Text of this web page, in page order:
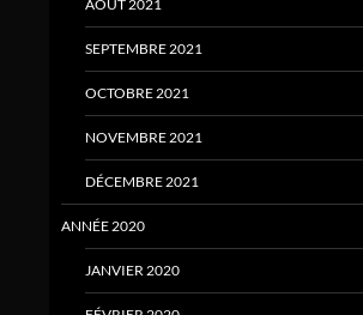
AOUT 2021
SEPTEMBRE 2021
OCTOBRE 2021
NOVEMBRE 2021
DÉCEMBRE 2021
ANNÉE 2020
JANVIER 2020